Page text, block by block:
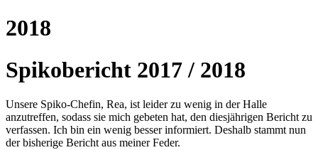
2018
Spikobericht 2017 / 2018
Unsere Spiko-Chefin, Rea, ist leider zu wenig in der Halle
anzutreffen, sodass sie mich gebeten hat, den diesjährigen Bericht zu
verfassen. Ich bin ein wenig besser informiert. Deshalb stammt nun
der bisherige Bericht aus meiner Feder.